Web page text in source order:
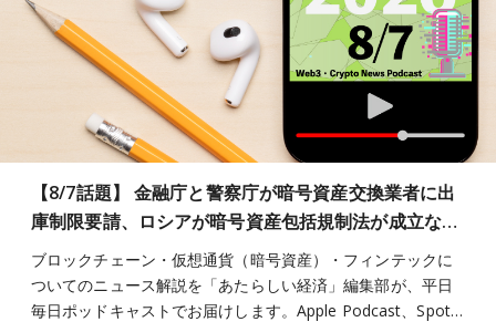
【8/7話題】 金融庁と警察庁が暗号資産交換業者に出
庫制限要請、ロシアが暗号資産包括規制法が成立な…
ブロックチェーン・仮想通貨（暗号資産）・フィンテックに
ついてのニュース解説を「あたらしい経済」編集部が、平日
毎日ポッドキャストでお届けします。Apple Podcast、Spot…